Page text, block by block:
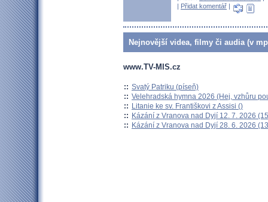
| Přidat komentář |
Nejnovější videa, filmy či audia (v
www.TV-MIS.cz
:: Svatý Patriku (píseň)
:: Velehradská hymna 2026 (Hej, vzhůru
:: Litanie ke sv. Františkovi z Assisi ()
:: Kázání z Vranova nad Dyjí 12. 7. 2026
:: Kázání z Vranova nad Dyjí 28. 6. 2026